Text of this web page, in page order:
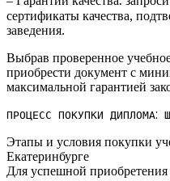
сертификаты качества,
заведения.​
Выбрав проверенное
приобрести документ с
максимальной гарантией
ПРОЦЕСС ПОКУПКИ ДИПЛОМА⁚
Этапы и условия покупки
Екатеринбурге
Для успешной